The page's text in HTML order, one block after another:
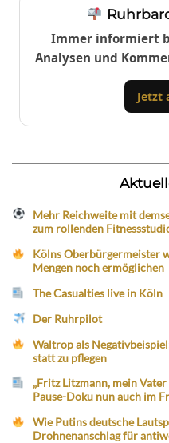
Immer informiert
Analysen und
Jetzt
Mehr Reichweite mit
zum rollenden
Kölns Oberbürgermeister
Mengen noch ermöglichen
The Casualties live in Köln
Der Ruhrpilot
Waltrop als
statt zu pflegen
„Fritz Litzmann, mein
Pause-Doku nun auch im
Wie Putins deutsche
Drohnenanschlag für